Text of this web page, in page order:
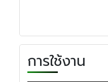
การใช้งาน